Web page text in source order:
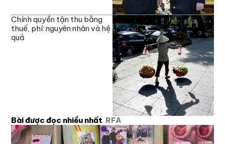
Chính quyền tận thu bằng
thuế, phí: nguyên nhân và hệ
quả
Bài được đọc nhiều nhất RFA